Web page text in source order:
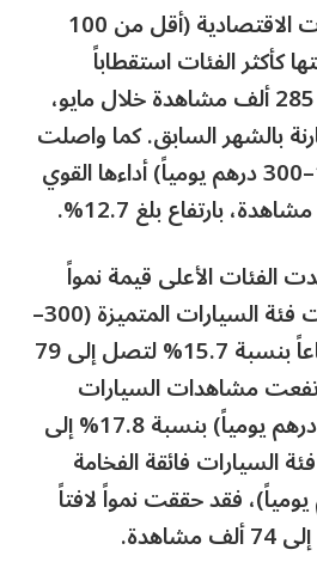
وحافظت فئة السيارات الاقتصادية (أقل من 100
كأكثر الفئات استقطاباً
للاهتمام، محققة نحو 285 ألف مشاهدة خلال مايو،
31% مقارنة بالشهر السابق. كما واصلت
الفئة المتوسطة (100–300 درهم يومياً) أداءها القوي
الفئات الأعلى قيمة نمواً
متواصلاً، حيث سجلت فئة السيارات المتميزة (300–
500 درهم يومياً) ارتفاعاً بنسبة 15.7% لتصل إلى 79
مشاهدات السيارات
الفاخرة (500–1,000 درهم يومياً) بنسبة 17.8% إلى
السيارات فائقة الفخامة
1,000 درهم يومياً)، فقد حققت نمواً لافتاً